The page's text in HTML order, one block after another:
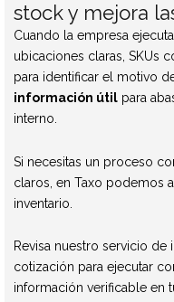
stock y mejora
Cuando la empresa
ubicaciones claras, SKUs
para identificar el motivo
información útil para
interno.
Si necesitas un proceso
claros, en Taxo podemos
inventario.
Revisa nuestro servicio de
cotización para ejecutar
información verificable en